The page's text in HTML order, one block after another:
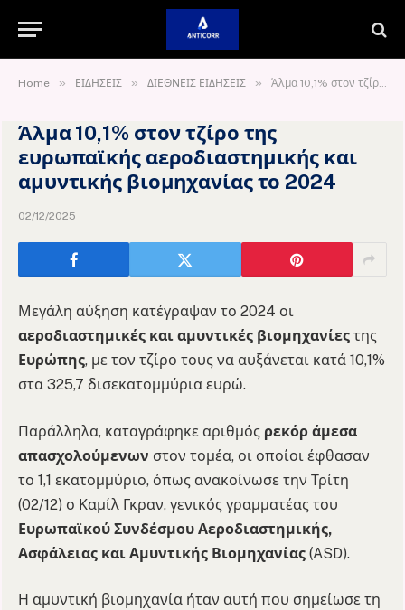
Home » ΕΙΔΗΣΕΙΣ » ΔΙΕΘΝΕΙΣ ΕΙΔΗΣΕΙΣ » Άλμα 10,1% στον τζίρο της ευρωπαϊκής αεροδιαστημικής και αμυντικής βιομηχανίας το 2024
Άλμα 10,1% στον τζίρο της
ευρωπαϊκής αεροδιαστημικής και
αμυντικής βιομηχανίας το 2024
02/12/2025
Μεγάλη αύξηση κατέγραψαν το 2024 οι
αεροδιαστημικές και αμυντικές βιομηχανίες της
Ευρώπης, με τον τζίρο τους να αυξάνεται κατά 10,1%
στα 325,7 δισεκατομμύρια ευρώ.
Παράλληλα, καταγράφηκε αριθμός ρεκόρ άμεσα
απασχολούμενων στον τομέα, οι οποίοι έφθασαν
το 1,1 εκατομμύριο, όπως ανακοίνωσε την Τρίτη
(02/12) ο Καμίλ Γκραν, γενικός γραμματέας του
Ευρωπαϊκού Συνδέσμου Αεροδιαστημικής,
Ασφάλειας και Αμυντικής Βιομηχανίας (ASD).
Η αμυντική βιομηχανία ήταν αυτή που σημείωσε τη